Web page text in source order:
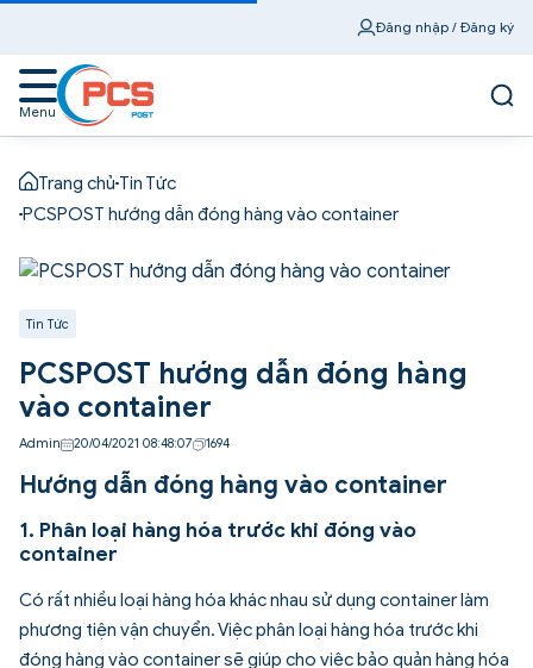
Đăng nhập / Đăng ký
Menu
Trang chủTin Tức
PCSPOST hướng dẫn đóng hàng vào container
Tin Tức
PCSPOST hướng dẫn đóng hàng
vào container
Admin 20/04/2021 08:48:07 1694
Hướng dẫn đóng hàng vào container
1. Phân loại hàng hóa trước khi đóng vào
container
Có rất nhiều loại hàng hóa khác nhau sử dụng container làm
phương tiện vận chuyển. Việc phân loại hàng hóa trước khi
đóng hàng vào container sẽ giúp cho việc bảo quản hàng hóa